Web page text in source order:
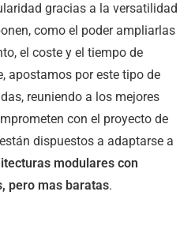
gracias a la versatilidad
como el poder ampliarlas
el coste y el tiempo de
apostamos por este tipo de
reuniendo a los mejores
con el proyecto de
dispuestos a adaptarse a
modulares con
pero mas baratas.